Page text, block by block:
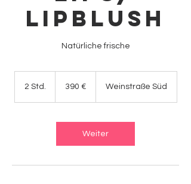
Lipblush
Natürliche frische
2 Std. 390 € Weinstraße Süd
Weiter